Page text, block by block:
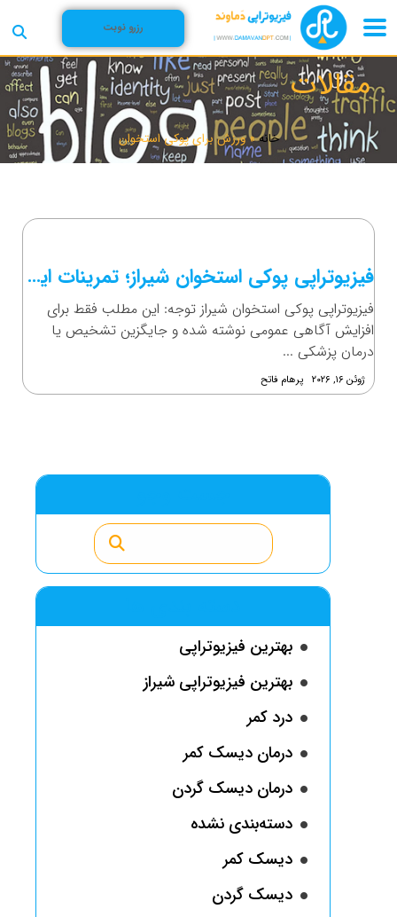
رزرو نوبت
مقالات
خانه»ورزش برای پوکی استخوان
فیزیوتراپی پوکی استخوان شیراز؛ تمرینات ایمن برای تقویت بدن
فیزیوتراپی پوکی استخوان شیراز توجه: این مطلب فقط برای
افزایش آگاهی عمومی نوشته شده و جایگزین تشخیص یا
درمان پزشکی ...
ژوئن ۱۶, ۲۰۲۶ پرهام فاتح
بهترین فیزیوتراپی
بهترین فیزیوتراپی شیراز
درد کمر
درمان دیسک کمر
درمان دیسک گردن
دسته‌بندی نشده
دیسک کمر
دیسک گردن